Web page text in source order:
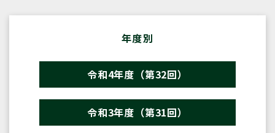
年度別
令和4年度（第32回）
令和3年度（第31回）